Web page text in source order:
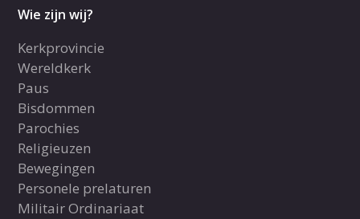
Wie zijn wij?
Kerkprovincie
Wereldkerk
Paus
Bisdommen
Parochies
Religieuzen
Bewegingen
Personele prelaturen
Militair Ordinariaat